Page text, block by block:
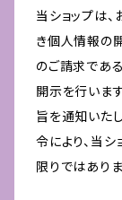
当ショップは
き個人情報の
のご請求であ
開示を行いま
旨を通知いた
令により、当
限りではありま